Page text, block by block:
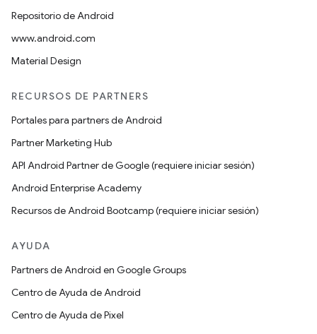
Repositorio de Android
www.android.com
Material Design
RECURSOS DE PARTNERS
Portales para partners de Android
Partner Marketing Hub
API Android Partner de Google (requiere iniciar sesión)
Android Enterprise Academy
Recursos de Android Bootcamp (requiere iniciar sesión)
AYUDA
Partners de Android en Google Groups
Centro de Ayuda de Android
Centro de Ayuda de Pixel